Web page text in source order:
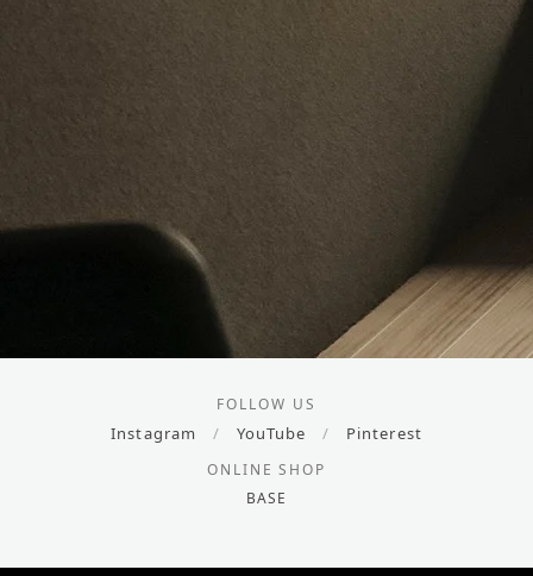
FOLLOW US
Instagram / YouTube / Pinterest
ONLINE SHOP
BASE